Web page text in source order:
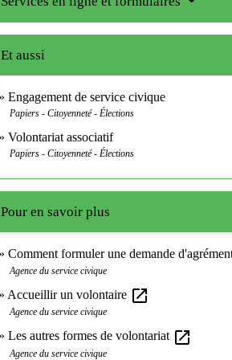
Et aussi
Engagement de service civique
Papiers - Citoyenneté - Élections
Volontariat associatif
Papiers - Citoyenneté - Élections
Pour en savoir plus
Comment formuler une demande
Agence du service civique
Accueillir un volontaire open_in_new
Agence du service civique
Les autres formes de volontariat open_in_new
Agence du service civique